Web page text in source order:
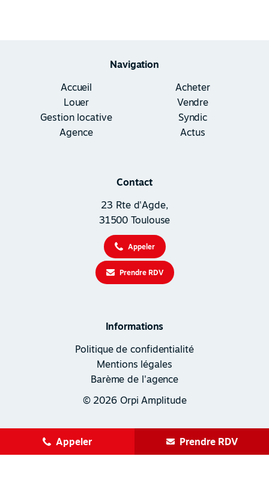
Navigation
Accueil
Acheter
Louer
Vendre
Gestion locative
Syndic
Agence
Actus
Contact
23 Rte d'Agde,
31500 Toulouse
Appeler
Prendre RDV
Informations
Politique de confidentialité
Mentions légales
Barème de l'agence
© 2026 Orpi Amplitude
Appeler Prendre RDV